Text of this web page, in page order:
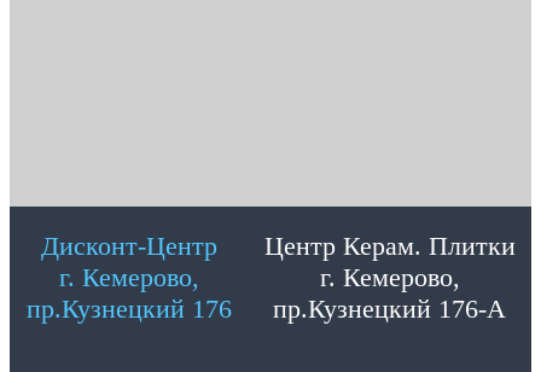
Дисконт-Центр
г. Кемерово,
пр.Кузнецкий 176
Центр Керам. Плитки
г. Кемерово,
пр.Кузнецкий 176-А